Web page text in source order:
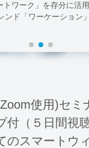
ワーク」を存分に活
ンド「ワーケーション
使用)セミ
付（５日間視
のスマートウ